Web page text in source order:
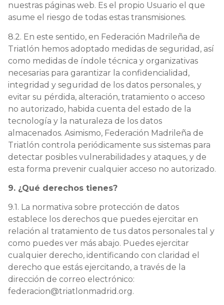
nuestras páginas web. Es el propio Usuario el que
asume el riesgo de todas estas transmisiones.
8.2. En este sentido, en Federación Madrileña de
Triatlón hemos adoptado medidas de seguridad, así
como medidas de índole técnica y organizativas
necesarias para garantizar la confidencialidad,
integridad y seguridad de los datos personales, y
evitar su pérdida, alteración, tratamiento o acceso
no autorizado, habida cuenta del estado de la
tecnología y la naturaleza de los datos
almacenados. Asimismo, Federación Madrileña de
Triatlón controla periódicamente sus sistemas para
detectar posibles vulnerabilidades y ataques, y de
esta forma prevenir cualquier acceso no autorizado.
9. ¿Qué derechos tienes?
9.1. La normativa sobre protección de datos
establece los derechos que puedes ejercitar en
relación al tratamiento de tus datos personales tal y
como puedes ver más abajo. Puedes ejercitar
cualquier derecho, identificando con claridad el
derecho que estás ejercitando, a través de la
dirección de correo electrónico:
federacion@triatlonmadrid.org.